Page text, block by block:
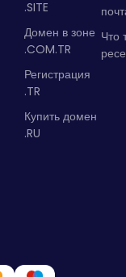
.SITE
Домен в зоне
.COM.TR
Регистрация
.TR
Купить домен
.RU
Что